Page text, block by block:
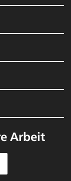
Arbeit